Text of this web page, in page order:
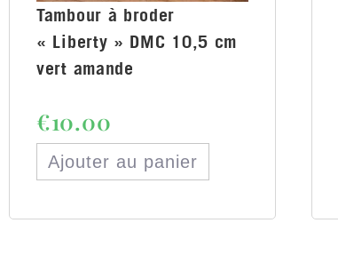
Tambour à broder
« Liberty » DMC 10,5 cm
vert amande
€10.00
Ajouter au panier